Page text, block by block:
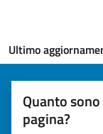
Ultimo
Quanto
pagina?